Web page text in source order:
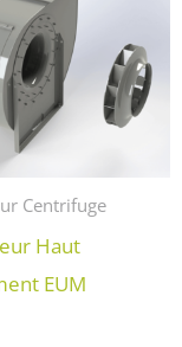
Centrifuge
Haut
EUM